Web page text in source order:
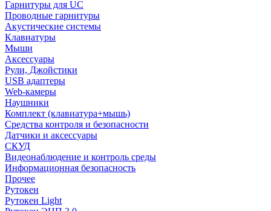
Гарнитуры для UC
Проводные гарнитуры
Акустические системы
Клавиатуры
Мыши
Аксессуары
Рули, Джойстики
USB адаптеры
Web-камеры
Наушники
Комплект (клавиатура+мышь)
Средства контроля и безопасности
Датчики и аксессуары
СКУД
Видеонаблюдение и контроль среды
Информационная безопасность
Прочее
Рутокен
Рутокен Light